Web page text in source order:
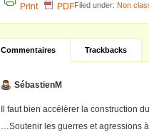
Print PDFFiled under: Non
Commentaires Trackbacks
SébastienM
Il faut bien accélèrer la construction
…Soutenir les guerres et agressions